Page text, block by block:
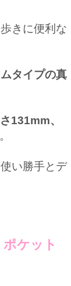
きに便利な
タイプの真
131mm、
。
い勝手とデ
ケット